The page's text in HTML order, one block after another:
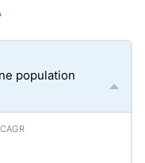
population